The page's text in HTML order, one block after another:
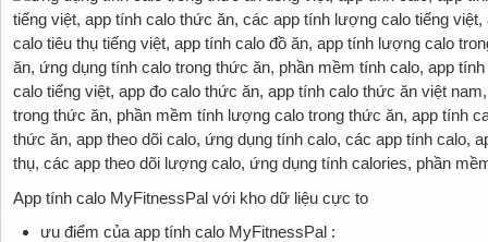
App tính calo MyFitnessPal với kho dữ liệu cực to
ưu điểm của app tính calo MyFitnessPal :